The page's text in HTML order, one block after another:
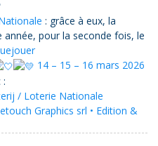
: grâce à eux, la
pour la seconde fois, le
14 – 15 – 16 mars 2026
:
/ Loterie Nationale
Graphics srl • Edition &